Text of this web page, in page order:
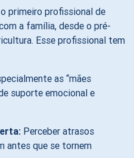
primeiro profissional de
a família, desde o pré-
Esse profissional tem
as “mães
suporte emocional e
Perceber atrasos
antes que se tornem